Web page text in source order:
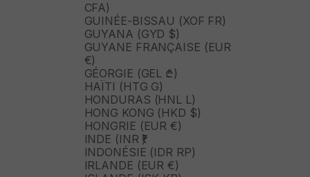
CFA)
GUINÉE-BISSAU (XOF FR)
GUYANA (GYD $)
GUYANE FRANÇAISE (EUR
€)
GÉORGIE (GEL ₾)
HAÏTI (HTG G)
HONDURAS (HNL L)
HONG KONG (HKD $)
HONGRIE (EUR €)
INDE (INR ₹)
INDONÉSIE (IDR RP)
IRLANDE (EUR €)